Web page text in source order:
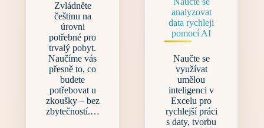
Zvládněte
češtinu na
úrovni
potřebné pro
trvalý pobyt.
Naučíme vás
přesně to, co
budete
potřebovat u
zkoušky – bez
zbytečností.…
analyzovat
data rychleji
pomocí AI
Naučte se
využívat
umělou
inteligenci v
Excelu pro
rychlejší práci
s daty, tvorbu